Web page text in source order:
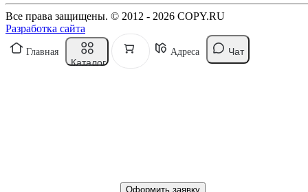
Все права защищены. © 2012 - 2026 COPY.RU
Разработка сайта
Главная
Каталог
Адреса Чат
Оформить заявку